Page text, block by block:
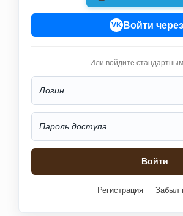
VK Войти
Или войдите
Регистрация Забыл